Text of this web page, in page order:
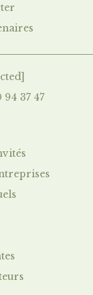
94 37 47